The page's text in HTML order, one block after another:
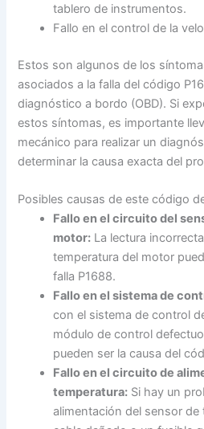
tablero de instrumentos.
Fallo en el control de la
Estos son algunos de los
asociados a la falla del código
diagnóstico a bordo (OBD). Si
estos síntomas, es importante
mecánico para realizar un
determinar la causa exacta del
Posibles causas de este código
Fallo en el circuito del
motor: La lectura
temperatura del motor
falla P1688.
Fallo en el sistema de
con el sistema de control
módulo de control
pueden ser la causa del
Fallo en el circuito de
temperatura: Si hay un
alimentación del sensor